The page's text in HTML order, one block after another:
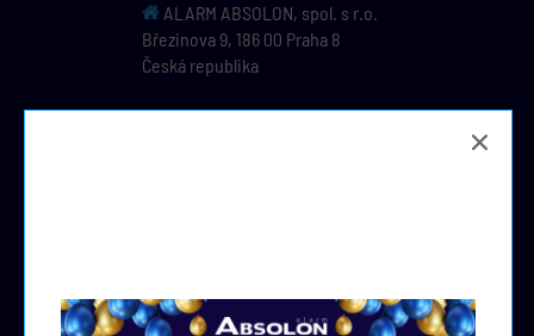
ALARM ABSOLON, spol. s r.o.
Březinova 9, 186 00 Praha 8
Česká republika